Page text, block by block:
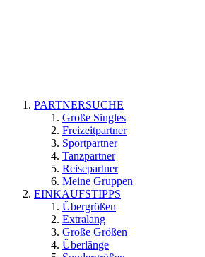
PARTNERSUCHE
Große Singles
Freizeitpartner
Sportpartner
Tanzpartner
Reisepartner
Meine Gruppen
EINKAUFSTIPPS
Übergrößen
Extralang
Große Größen
Überlänge